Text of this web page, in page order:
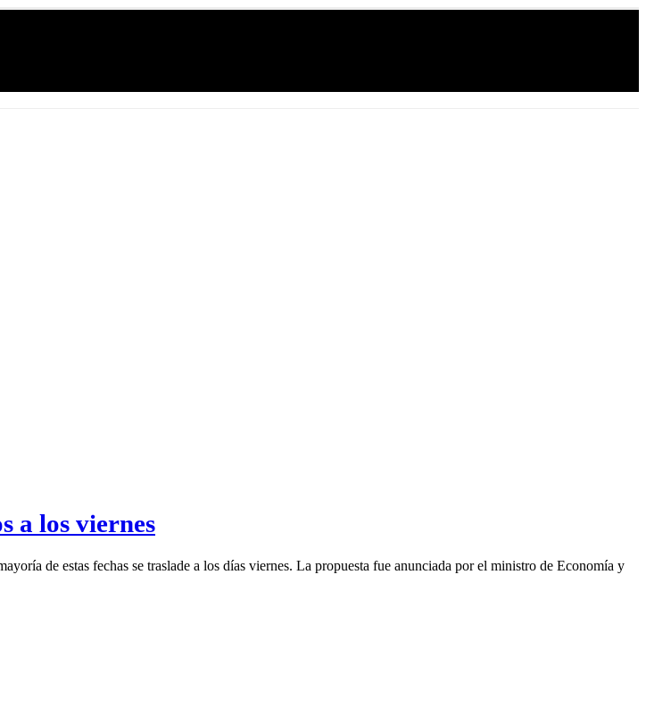
a los viernes
de estas fechas se traslade a los días viernes. La propuesta fue anunciada por el ministro de Economía y